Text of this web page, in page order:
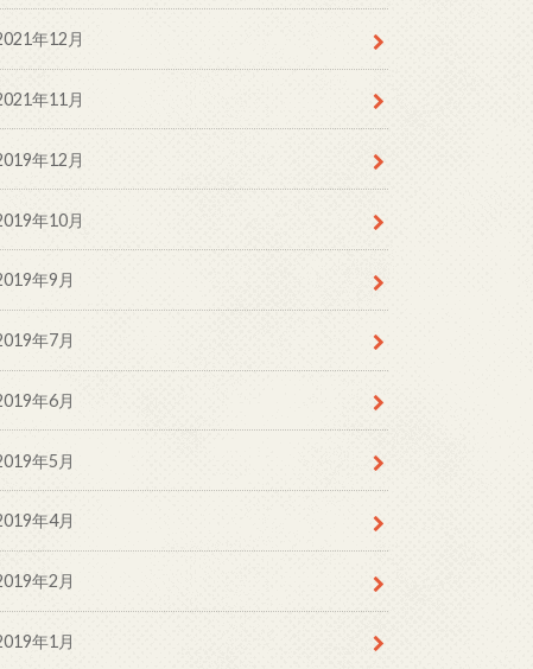
年12月
年11月
年12月
年10月
年9月
年7月
年6月
年5月
年4月
年2月
年1月